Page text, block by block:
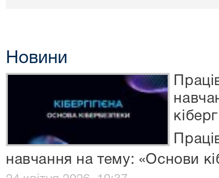
Новини
навчання на тему: «Основи